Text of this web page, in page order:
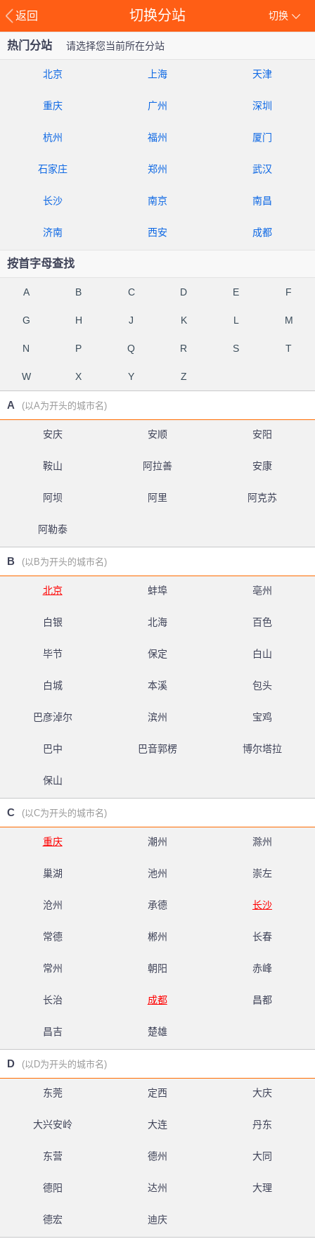
返回 切换
切换分站
热门分站 请选择您当前所在分站
北京 上海 天津
重庆 广州 深圳
杭州 福州 厦门
石家庄 郑州 武汉
长沙 南京 南昌
济南 西安 成都
按首字母查找
A B C D E F
G H J K L M
N P Q R S T
W X Y Z
A (以A为开头的城市名)
安庆 安顺 安阳
鞍山 阿拉善 安康
阿坝 阿里 阿克苏
阿勒泰
B (以B为开头的城市名)
北京 蚌埠 亳州
白银 北海 百色
毕节 保定 白山
白城 本溪 包头
巴彦淖尔 滨州 宝鸡
巴中 巴音郭楞 博尔塔拉
保山
C (以C为开头的城市名)
重庆 潮州 滁州
巢湖 池州 崇左
沧州 承德 长沙
常德 郴州 长春
常州 朝阳 赤峰
长治 成都 昌都
昌吉 楚雄
D (以D为开头的城市名)
东莞 定西 大庆
大兴安岭 大连 丹东
东营 德州 大同
德阳 达州 大理
德宏 迪庆